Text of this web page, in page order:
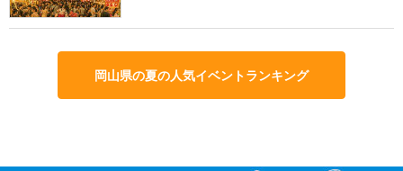
岡山県の夏の人気イベントランキング